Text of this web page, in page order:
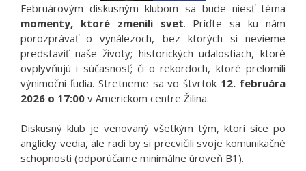
Februárovým diskusným klubom sa bude niesť téma
momenty, ktoré zmenili svet. Príďte sa ku nám
porozprávať o vynálezoch, bez ktorých si nevieme
predstaviť naše životy; historických udalostiach, ktoré
ovplyvňujú i súčasnosť; či o rekordoch, ktoré prelomili
výnimoční ľudia. Stretneme sa vo štvrtok 12. februára
2026 o 17:00 v Americkom centre Žilina.
Diskusný klub je venovaný všetkým tým, ktorí síce po
anglicky vedia, ale radi by si precvičili svoje komunikačné
schopnosti (odporúčame minimálne úroveň B1).